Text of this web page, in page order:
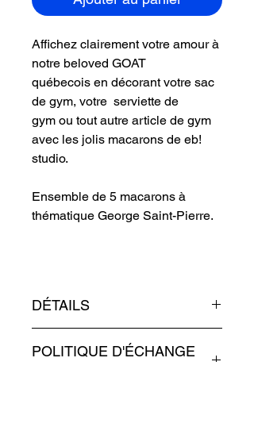
Affichez clairement votre amour à
notre beloved GOAT
québecois en décorant votre sac
de gym, votre serviette de
gym ou tout autre article de gym
avec les jolis macarons de eb!
studio.
Ensemble de 5 macarons à
thématique George Saint-Pierre.
DÉTAILS
Impression : Jet d'encre
POLITIQUE D'ÉCHANGE